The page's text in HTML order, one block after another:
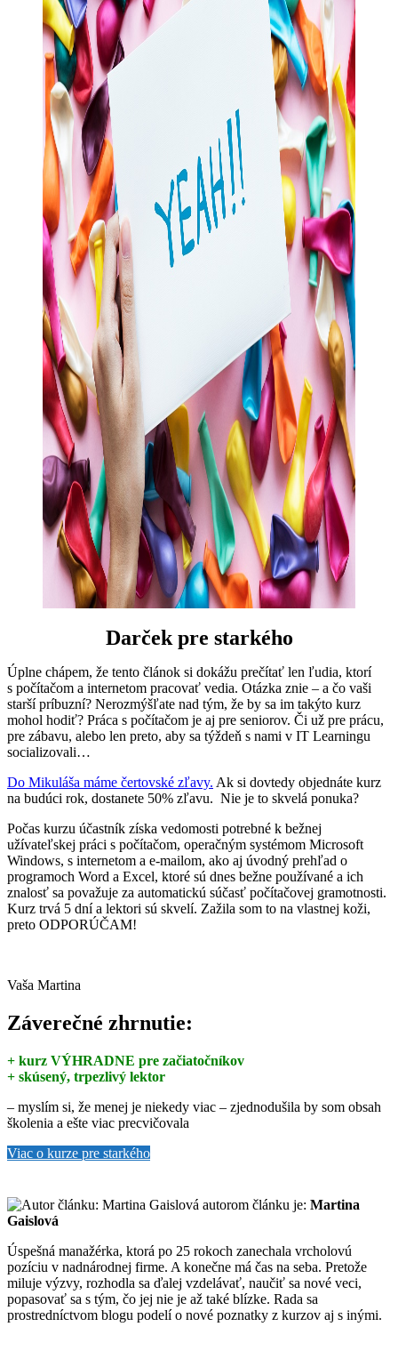
Darček pre starkého
Úplne chápem, že tento článok si dokážu prečítať len ľudia, ktorí
s počítačom a internetom pracovať vedia. Otázka znie – a čo vaši
starší príbuzní? Nerozmýšľate nad tým, že by sa im takýto kurz
mohol hodiť? Práca s počítačom je aj pre seniorov. Či už pre prácu,
pre zábavu, alebo len preto, aby sa týždeň s nami v IT Learningu
socializovali…
Do Mikuláša máme čertovské zľavy. Ak si dovtedy objednáte kurz
na budúci rok, dostanete 50% zľavu. Nie je to skvelá ponuka?
Počas kurzu účastník získa vedomosti potrebné k bežnej
užívateľskej práci s počítačom, operačným systémom Microsoft
Windows, s internetom a e-mailom, ako aj úvodný prehľad o
programoch Word a Excel, ktoré sú dnes bežne používané a ich
znalosť sa považuje za automatickú súčasť počítačovej gramotnosti.
Kurz trvá 5 dní a lektori sú skvelí. Zažila som to na vlastnej koži,
preto ODPORÚČAM!
Vaša Martina
Záverečné zhrnutie:
+ kurz VÝHRADNE pre začiatočníkov
+ skúsený, trpezlivý lektor
– myslím si, že menej je niekedy viac – zjednodušila by som obsah
školenia a ešte viac precvičovala
Viac o kurze pre starkého
autorom článku je: Martina
Gaislová
Úspešná manažérka, ktorá po 25 rokoch zanechala vrcholovú
pozíciu v nadnárodnej firme. A konečne má čas na seba. Pretože
miluje výzvy, rozhodla sa ďalej vzdelávať, naučiť sa nové veci,
popasovať sa s tým, čo jej nie je až také blízke. Rada sa
prostredníctvom blogu podelí o nové poznatky z kurzov aj s inými.